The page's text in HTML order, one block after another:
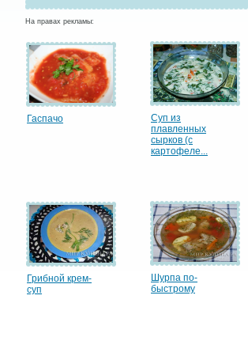
На правах рекламы:
Гаспачо
Суп из
плавленных
сырков (с
картофеле...
Грибной крем-
суп
Шурпа по-
быстрому